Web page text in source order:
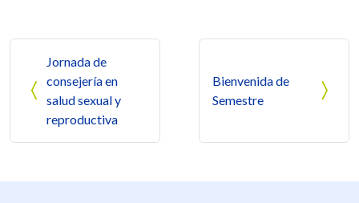
Jornada de
consejería en
salud sexual y
reproductiva
Bienvenida de
Semestre